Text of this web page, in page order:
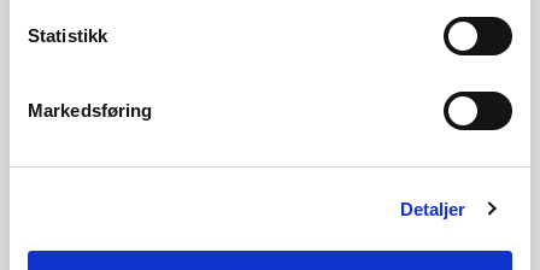
Statistikk
Markedsføring
Detaljer
Oslofjord Varme AS -
683 KB
Oslofjord Varme AS - Oversendelse av
Etablering av 2 MW varmesentral i
485 KB